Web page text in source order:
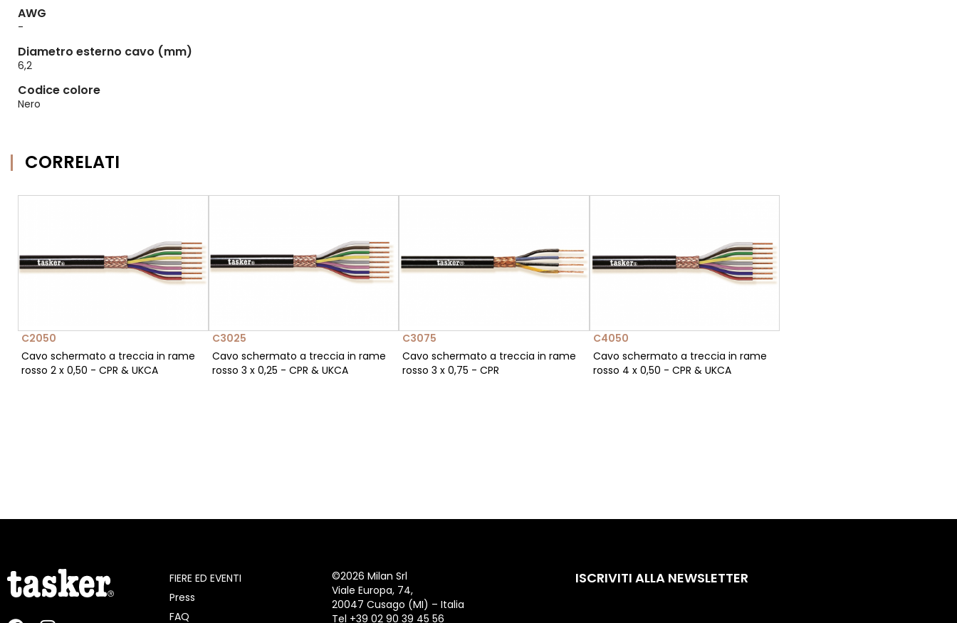
AWG
-
Diametro esterno cavo (mm)
6,2
Codice colore
Nero
CORRELATI
C2050
Cavo schermato a treccia in rame
rosso 2 x 0,50 - CPR & UKCA
C3025
Cavo schermato a treccia in rame
rosso 3 x 0,25 - CPR & UKCA
C3075
Cavo schermato a treccia in rame
rosso 3 x 0,75 - CPR
C4050
Cavo schermato a treccia in rame
rosso 4 x 0,50 - CPR & UKCA
FIERE ED EVENTI
Press
FAQ
©2026 Milan Srl
Viale Europa, 74,
20047 Cusago (MI) – Italia
Tel +39 02 90 39 45 56
ISCRIVITI ALLA NEWSLETTER